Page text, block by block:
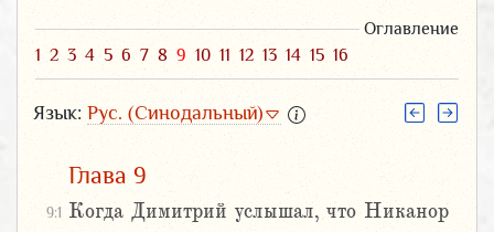
Оглавление
1 2 3 4 5 6 7 8 9 10 11 12 13 14 15 16
Язык: Рус. (Синодальный)
Глава 9
9:1 Когда Димитрий услышал, что Никанор